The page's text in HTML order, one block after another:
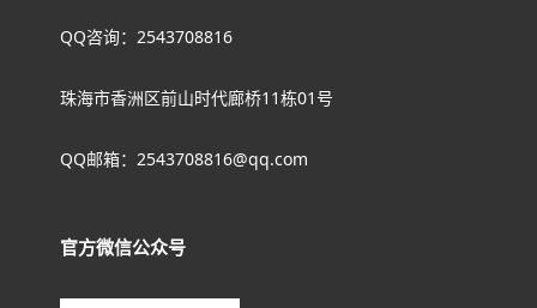
QQ咨询：2543708816
珠海市香洲区前山时代廊桥11栋01号
QQ邮箱：2543708816@qq.com
官方微信公众号